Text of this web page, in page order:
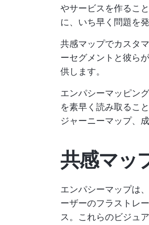
やサービスを作るこ
に、いち早く問題を
共感マップでカスタ
ーセグメントと彼ら
供します。
エンパシーマッピン
を素早く読み取るこ
ジャーニーマップ、
共感マッ
エンパシーマップは
ーザーのフラストレ
ス。これらのビジュ